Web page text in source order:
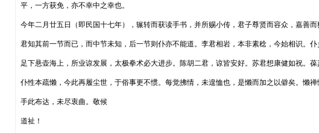
平，一方获免，亦不幸中之幸也。
今年二月廿五日（即民国十七年），辗转而获读手书，并所赐小传，君子尊贤而容众，嘉善而
君知其前一节而已，而中节未知，后一节则仆亦不能道。李君相岩，本非素稔，今始相识。
足下悬壶海上，所业谅发展，太极拳术必大进步。陈胡二君，谅皆安好。苏君想康健如祝。葆
仆性本疏懒，今此再履尘世，于俗事更不惯。每觉拂情，未遑恤也，是懒而加之以僻矣。懒禅
手此布达，未尽衷曲。敬候
道祉！